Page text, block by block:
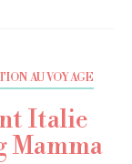
AU VOYAGE
Italie
Mamma